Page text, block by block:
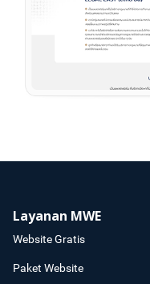
Layanan MWE
Website Gratis
Paket Website